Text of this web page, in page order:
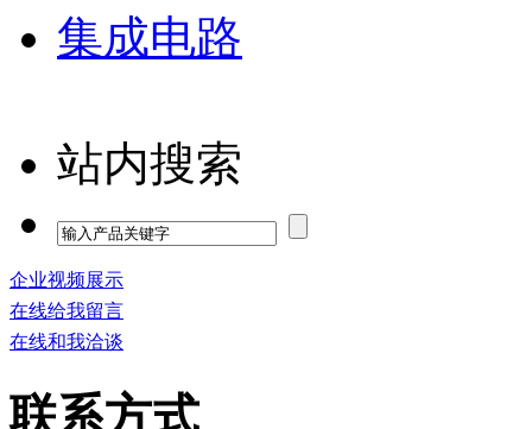
集成电路
站内搜索
企业视频展示
在线给我留言
在线和我洽谈
联系方式